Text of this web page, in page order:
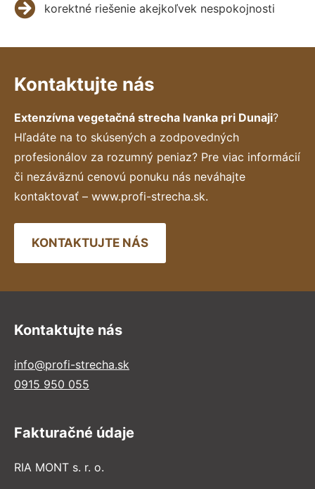
korektné riešenie akejkoľvek nespokojnosti
Kontaktujte nás
Extenzívna vegetačná strecha Ivanka pri Dunaji?
Hľadáte na to skúsených a zodpovedných
profesionálov za rozumný peniaz? Pre viac informácií
či nezáväznú cenovú ponuku nás neváhajte
kontaktovať – www.profi-strecha.sk.
KONTAKTUJTE NÁS
Kontaktujte nás
info@profi-strecha.sk
0915 950 055
Fakturačné údaje
RIA MONT s. r. o.